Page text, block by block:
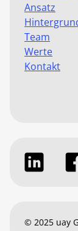
Ansatz
Team
Werte
Kontakt
© 2025 uay